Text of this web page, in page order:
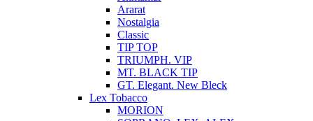
Ararat
Nostalgia
Classic
TIP TOP
TRIUMPH. VIP
MT. BLACK TIP
GT. Elegant. New Bleck
Lex Tobacco
MORION